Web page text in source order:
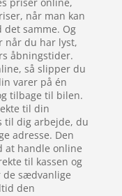
når man kan
det samme. Og
når du har lyst,
åbningstider.
så slipper du
varer på én
tilbage til bilen.
til din
til dig arbejde, du
adresse. Den
at handle online
til kassen og
de sædvanlige
den